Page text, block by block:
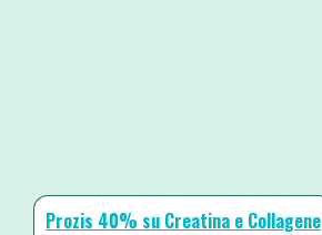
Prozis 40% su Creatina e Collagene